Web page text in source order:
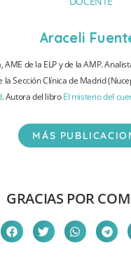
Araceli
AME de la ELP y de la AMP.
la Sección Clínica de Madrid
. Autora del libroEl misterio del
MÁS
GRACIAS POR